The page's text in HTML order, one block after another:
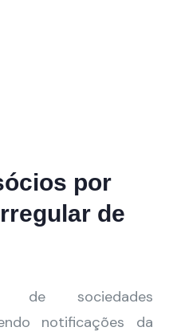
por
de
de sociedades
notificações da